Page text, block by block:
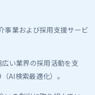
事業および採用支援サービ
い業界の採用活動を支
AI検索最適化）。